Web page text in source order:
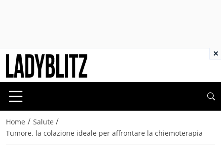
Home / Salute /
Tumore, la colazione ideale per affrontare la chiemoterapia
×